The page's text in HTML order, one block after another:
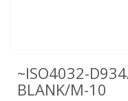
~ISO4032-
BLANK/M-10